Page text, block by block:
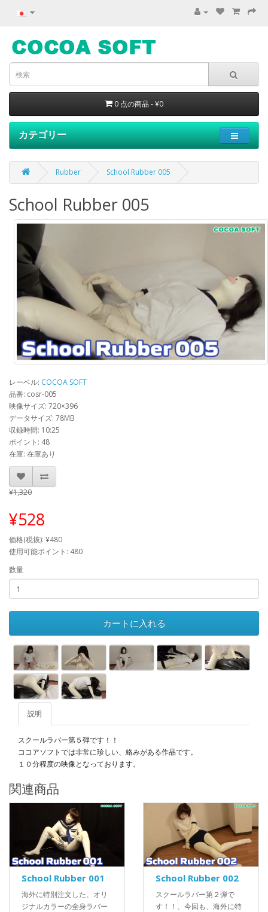
0 点の商品 - ¥0
カテゴリー
Rubber School Rubber 005
School Rubber 005
レーベル: COCOA SOFT
品番: cosr-005
映像サイズ: 720×396
データサイズ: 78MB
収録時間: 10:25
ポイント: 48
在庫: 在庫あり
¥1,320
¥528
価格(税抜): ¥480
使用可能ポイント: 480
数量
カートに入れる
説明
スクールラバー第５弾です！！
ココアソフトでは非常に珍しい、絡みがある作品です。
１０分程度の映像となっております。
関連商品
School Rubber 001
海外に特別注文した、オリ
ジナルカラーの全身ラバー
School Rubber 002
スクールラバー第２弾で
す！！、今回も、海外に特